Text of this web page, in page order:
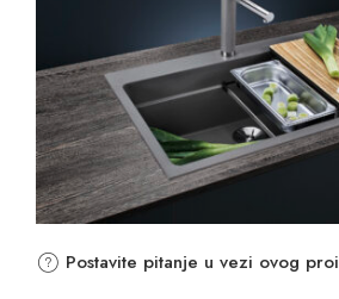
Postavite pitanje u vezi ovog